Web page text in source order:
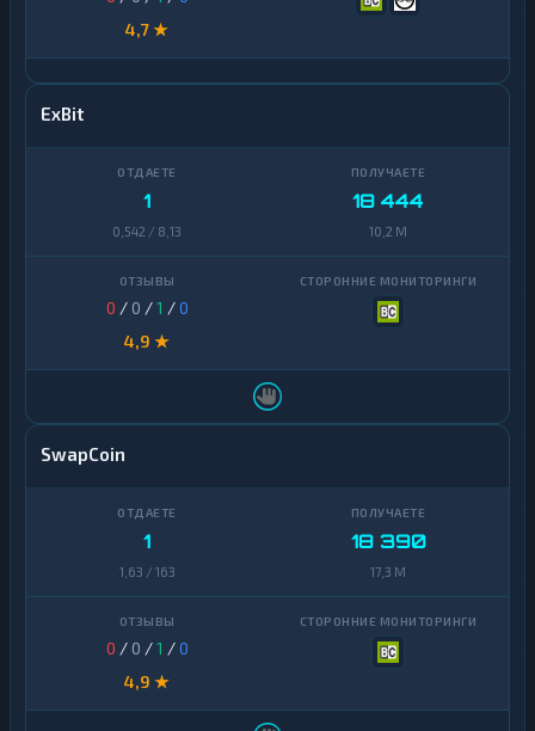
4,7 ★
ExBit
1
0,542 / 8,13
18 444
10,2 M
0 / 0 /1 /0
4,9 ★
SwapCoin
1
1,63 / 163
18 390
17,3 M
0 / 0 /1 /0
4,9 ★